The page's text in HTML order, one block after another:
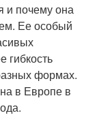
и почему она
Ее особый
гибкость
формах.
в Европе в